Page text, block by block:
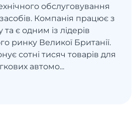
обслуговування
Компанія працює з
та є одним із лідерів
ринку Великої Британії.
сотні тисяч товарів для
автомо...